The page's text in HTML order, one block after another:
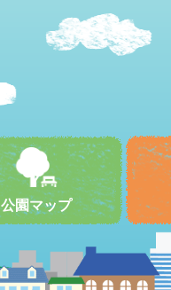
公園マップ